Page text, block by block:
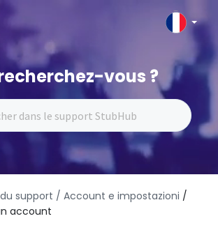
vous ?
support / Account e impostazioni /
account